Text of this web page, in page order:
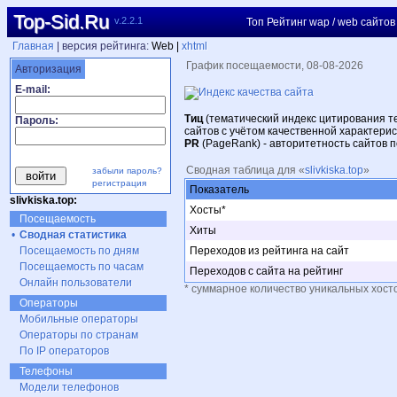
Top-Sid.Ru v.2.2.1
Топ Рейтинг wap / web сайтов
Главная
| версия рейтинга: Web | xhtml
Авторизация
E-mail:
Пароль:
забыли пароль?
регистрация
slivkiska.top:
Посещаемость
• Сводная статистика
Посещаемость по дням
Посещаемость по часам
Онлайн пользователи
Операторы
Мобильные операторы
Операторы по странам
По IP операторов
Телефоны
Модели телефонов
График посещаемости, 08-08-2026
Тиц(тематический индекс цитирования
сайтов с учётом качественной
PR (PageRank) - авторитетность
Сводная таблица для «slivkiska.top»
Показатель
Хосты*
Хиты
Переходов из рейтинга на сайт
Переходов с сайта на рейтинг
* суммарное количество уникальных